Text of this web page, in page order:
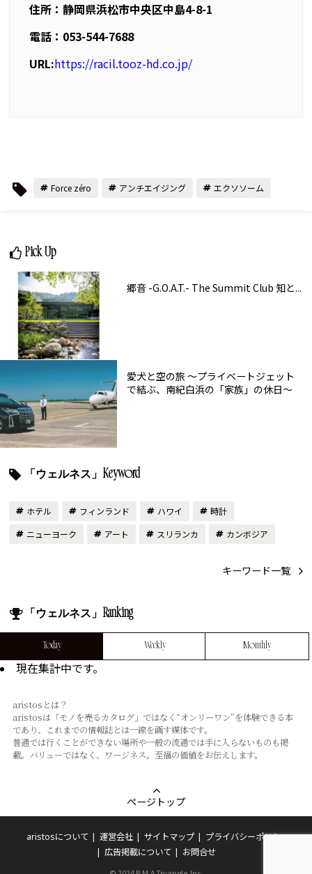
住所：静岡県浜松市中央区中島4-8-1
電話： 053-544-7688
URL:https://racil.tooz-hd.co.jp/
Force zéro アンチエイジング エクソソーム
Pick Up
郷音 -G.O.A.T.- The Summit Club 知と...
愛犬と空の旅 ～プライベートジェット
で結ぶ、南紀白浜の「家族」の休日～
「ウェルネス」Keyword
ホテル フィンランド ハワイ
時計
ニューヨーク
アート スリランカ カンボジア
キーワード一覧
「ウェルネス」Ranking
Today Weekly Monthly
現在集計中です。
aristosとは？
aristosは「モノを売るカタログ」ではなく“オンリーワン”を体験できる本
であり、これまでの情報誌とは⼀線を画す媒体です。
普通では⾏くことができない場所や⼀般の流通では⼿に⼊らないものも掲
載。バリューではなく、ワージネス。⾄福の価値をお伝えします。
ページトップ
aristosについて 運営会社 サイトマップ
プライバシーポリシー
広告掲載について
お問合せ